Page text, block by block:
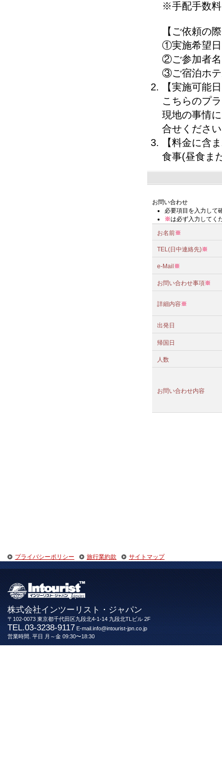
※手配手数
【ご依頼の
①実施希望日
②ご参加者
③ご宿泊ホテ
【実施可能
こちらのプ
現地の事情
合せくださ
【料金に含
食事(昼食ま
お問い合わせ
必要項目を入力して
※は必ず入力してく
お名前※
TEL(日中連絡先)※
e-Mail ※
お問い合わせ事項※
詳細内容※
出発日
帰国日
人数
お問い合わせ内容
プライバシーポリシー 旅行業約款 サイトマップ
株式会社インツーリスト・ジャパン
〒102-0073 東京都千代田区九段北4-1-14 九段北TLビル 2F
TEL.03-3238-9117E-mail.info@intourist-jpn.co.jp
営業時間. 平日 月～金 09:30〜18:30